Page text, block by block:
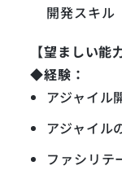
開発スキル
【望ましい能
◆経験：
アジャイル
アジャイル
ファシリテ